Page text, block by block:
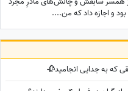
و اجازه داد که من....
که به جدایی انجامید🥀